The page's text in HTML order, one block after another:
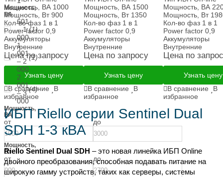
Мощность,
ВА
601
– 1
000
(1)
1
001
– 2
000
(1)
2
001
– 3
000
(4)
Мощность,
ВА
от до
Мощность,
Вт
от до
Мощность, ВА 1000
Мощность, Вт 900
Кол-во фаз 1 в 1
Power factor 0,9
Аккумуляторы
Внутренние
Цена по запросу
Узнать цену
В сравнение
В
избранное
Мощность, ВА 1500
Мощность, Вт 1350
Кол-во фаз 1 в 1
Power factor 0,9
Аккумуляторы
Внутренние
Цена по запросу
Узнать цену
В сравнение
В
избранное
Мощность, ВА
Мощность, Вт
Кол-во фаз 1 в 1
Power factor 0,9
Аккумуляторы
Внутренние
Цена по
Узнать цену
В сравнение
В
избранное
ИБП Riello серии Sentinel Dual
SDH 1-3 кВА
Riello Sentinel Dual SDH – это новая линейка ИБП Online
двойного преобразования, способная подавать питание на
широкую гамму устройств, таких как серверы, системы